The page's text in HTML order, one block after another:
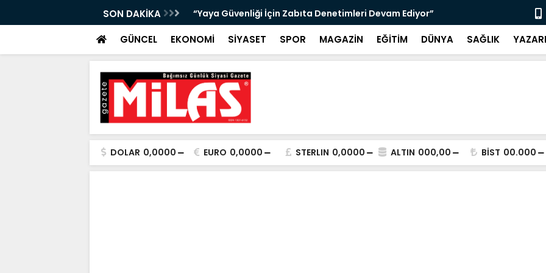
SON DAKİKA
Denetimleri Devam Ediyor” "Bir Sonraki Yangını Bugün Önleyebiliriz" Çağrısı Selahattin
GÜNCEL EKONOMİ SİYASET SPOR MAGAZİN EĞİTİM DÜNYA SAĞLIK
DOLAR 0,0000 EURO 0,0000 STERLIN 0,0000 ALTIN 000,00 BİST 00.000